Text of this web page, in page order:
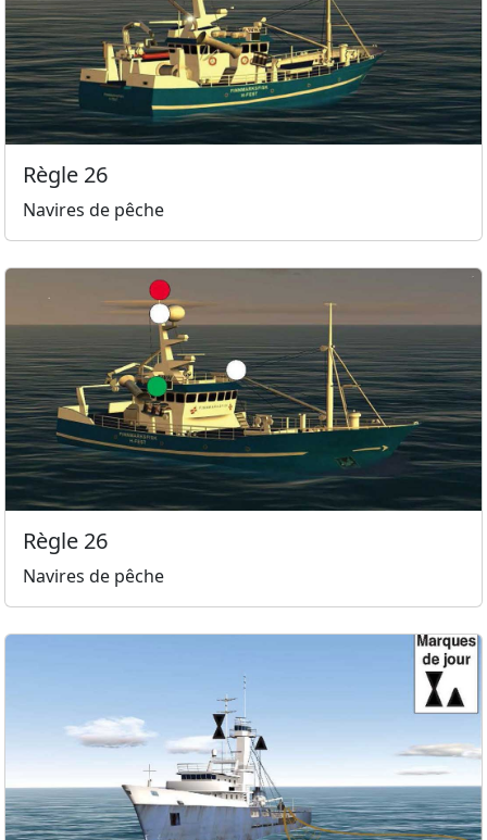
Règle 26
Navires de pêche
Règle 26
Navires de pêche